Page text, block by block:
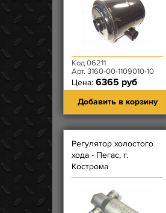
Код 06211
Арт. 3160-00-1109010-10
Цена: 6365 руб
Добавить в корзину
Регулятор холостого
хода - Пегас, г.
Кострома